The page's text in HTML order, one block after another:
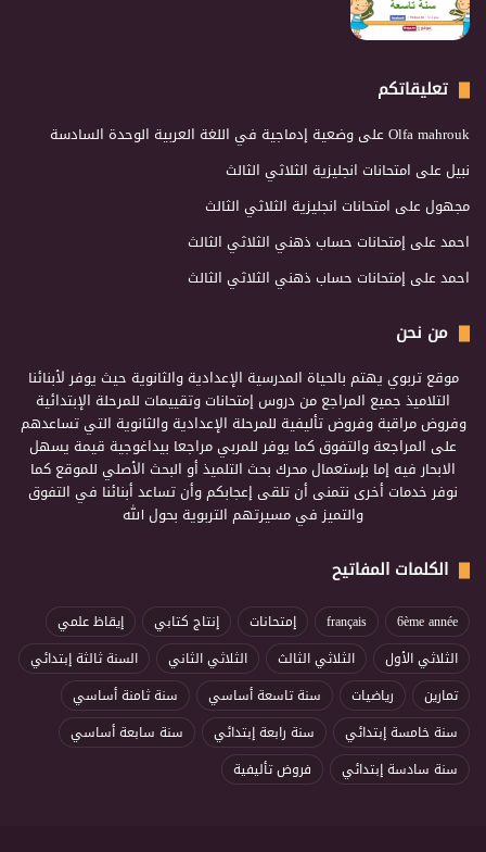
تعليقاتكم
Olfa mahroukعلى وضعية إدماجية في اللغة العربية الوحدة السادسة
نبيلعلى امتحانات انجليزية الثلاثي الثالث
مجهولعلى امتحانات انجليزية الثلاثي الثالث
احمدعلى إمتحانات حساب ذهني الثلاثي الثالث
احمدعلى إمتحانات حساب ذهني الثلاثي الثالث
من نحن
موقع تربوي يهتم بالحياة المدرسية الإعدادية والثانوية حيث يوفر لأبنائنا
التلاميذ جميع المراجع من دروس إمتحانات وتقييمات للمرحلة الإبتدائية
وفروض مراقبة وفروض تأليفية للمرحلة الإعدادية والثانوية التي تساعدهم
على المراجعة والتفوق كما يوفر للمربي مراجعا بيداغوجية قيمة يسهل
الابحار فيه إما بإستعمال محرك بحث التلميذ أو البحث الأصلي للموقع كما
نوفر خدمات أخرى نتمنى أن تلقى إعجابكم وأن تساعد أبنائنا في التفوق
والتميز في مسيرتهم التربوية بحول الله
الكلمات المفاتيح
6ème année
français إمتحانات إنتاج كتابي
إيقاظ علمي
الثلاثي الأول
الثلاثي الثالث الثلاثي الثاني
السنة ثالثة إبتدائي
تمارين
رياضيات سنة تاسعة أساسي
سنة ثامنة أساسي
سنة خامسة إبتدائي
سنة رابعة إبتدائي
سنة سابعة أساسي
سنة سادسة إبتدائي
فروض تأليفية